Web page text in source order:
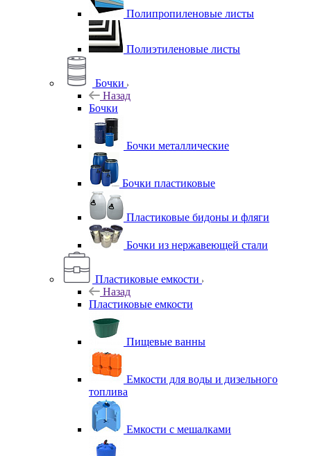
Полипропиленовые листы
Полиэтиленовые листы
Бочки
Назад
Бочки
Бочки металлические
Бочки пластиковые
Пластиковые бидоны и фляги
Бочки из нержавеющей стали
Пластиковые емкости
Назад
Пластиковые емкости
Пищевые ванны
Емкости для воды и дизельного
топлива
Емкости с мешалками